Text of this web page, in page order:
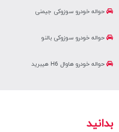
حواله خودرو سوزوکی جیمنی
حواله خودرو سوزوکی بالنو
حواله خودرو هاوال H6 هیبرید
بدانید